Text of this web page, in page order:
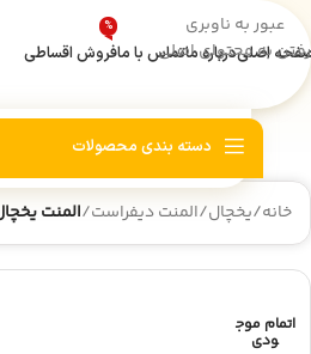
عبور به ناوبری
رفتن به محتوای اصلی
اصلیدرباره ماتماس با مافروش اقساطی
%
دسته بندی محصولات
خانه/یخچال/المنت دیفراست/المنت یخچال
اتمام موج
ودی